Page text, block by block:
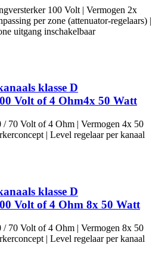
100 Volt | Vermogen 2x
per zone (attenuator-regelaars) |
uitgang inschakelbaar
klasse D
Volt of 4 Ohm4x 50 Watt
/ 70 Volt of 4 Ohm | Vermogen 4x 50
| Level regelaar per kanaal
klasse D
Volt of 4 Ohm 8x 50 Watt
/ 70 Volt of 4 Ohm | Vermogen 8x 50
| Level regelaar per kanaal